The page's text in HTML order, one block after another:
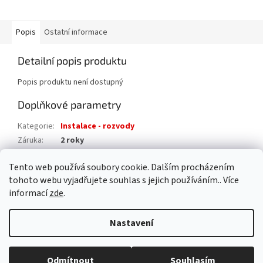
Tento web používá soubory cookie. Dalším procházením
tohoto webu vyjadřujete souhlas s jejich používáním.. Více
informacízde.
Nastavení
Popis Ostatní informace
Detailní popis produktu
Popis produktu není dostupný
Doplňkové parametry
Kategorie: Instalace - rozvody
Záruka:
2 roky
EAN: 8595042244250
Vytvořil Shoptet